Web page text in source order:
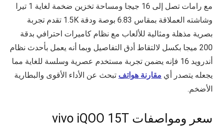
مع رامات تصل إلى 16 جيجا ومساحة تخزين ضخمة لغاية 1 تيرا
وشاشته العملاقة بمقاس 6.83 بوصة ودقة 1.5K تقدم تجربة
بصرية مذهلة ومثالية للألعاب مع نظام كاميرات احترافي بدقة
200 ميجا بكسل لالتقاط أدق التفاصيل وبما أنه يعمل بأحدث نظام
أندرويد 16 فإنه يضمن تجربة مستخدم عصرية وسلسة للغاية مما
يجعله يتصدر أي مقارنة هواتف تبحث عن الأداء الأقوى والبطارية
الأضخم.
سعر ومواصفات vivo iQOO 15T